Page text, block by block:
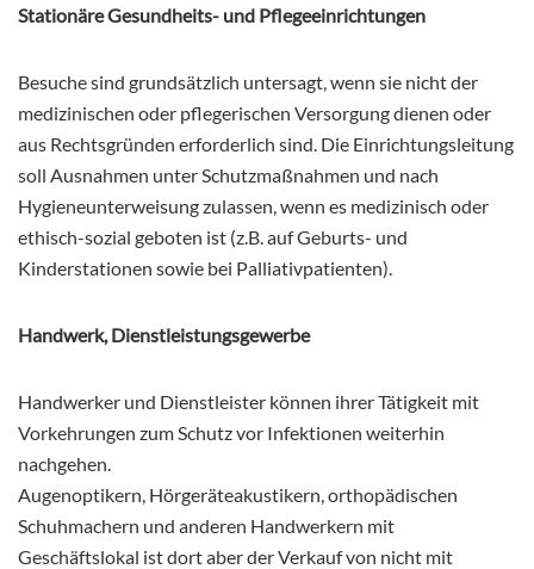
Stationäre Gesundheits- und Pflegeeinrichtungen
Besuche sind grundsätzlich untersagt, wenn sie nicht der
medizinischen oder pflegerischen Versorgung dienen oder
aus Rechtsgründen erforderlich sind. Die Einrichtungsleitung
soll Ausnahmen unter Schutzmaßnahmen und nach
Hygieneunterweisung zulassen, wenn es medizinisch oder
ethisch-sozial geboten ist (z.B. auf Geburts- und
Kinderstationen sowie bei Palliativpatienten).
Handwerk, Dienstleistungsgewerbe
Handwerker und Dienstleister können ihrer Tätigkeit mit
Vorkehrungen zum Schutz vor Infektionen weiterhin
nachgehen.
Augenoptikern, Hörgeräteakustikern, orthopädischen
Schuhmachern und anderen Handwerkern mit
Geschäftslokal ist dort aber der Verkauf von nicht mit